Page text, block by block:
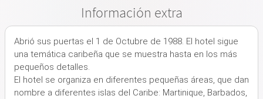
Información extra
Abrió sus puertas el 1 de Octubre de 1988. El hotel sigue
una temática caribeña que se muestra hasta en los más
pequeños detalles.
El hotel se organiza en diferentes pequeñas áreas, que dan
nombre a diferentes islas del Caribe: Martinique, Barbados,